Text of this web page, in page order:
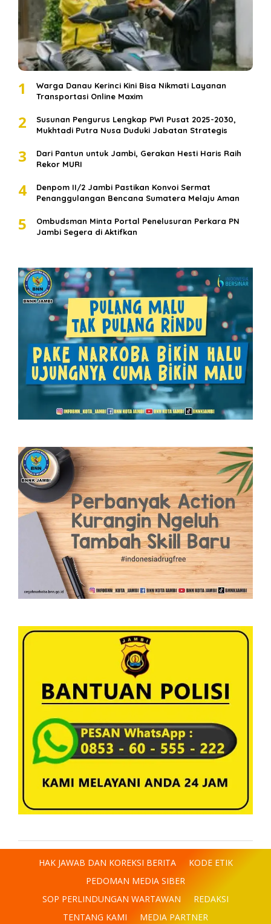
1
Warga Danau Kerinci Kini Bisa Nikmati Layanan
Transportasi Online Maxim
2
Susunan Pengurus Lengkap PWI Pusat 2025-2030,
Mukhtadi Putra Nusa Duduki Jabatan Strategis
3
Dari Pantun untuk Jambi, Gerakan Hesti Haris Raih
Rekor MURI
4
Denpom II/2 Jambi Pastikan Konvoi Sermat
Penanggulangan Bencana Sumatera Melaju Aman
5
Ombudsman Minta Portal Penelusuran Perkara PN
Jambi Segera di Aktifkan
HAK JAWAB DAN KOREKSI BERITA
KODE ETIK
PEDOMAN MEDIA SIBER
SOP PERLINDUNGAN WARTAWAN
REDAKSI
TENTANG KAMI
MEDIA PARTNER